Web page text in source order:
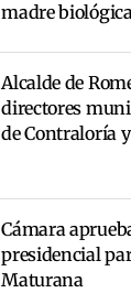
madre
Alcalde de
directores
de Contraloría
Cámara
presidencial
Maturana